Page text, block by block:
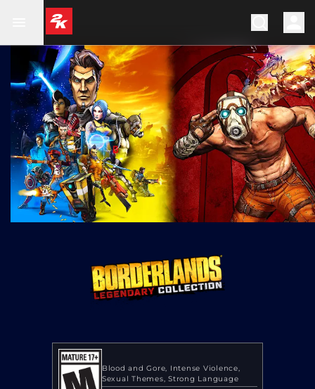
Blood and Gore Intense Violence
Sexual Themes Strong Language